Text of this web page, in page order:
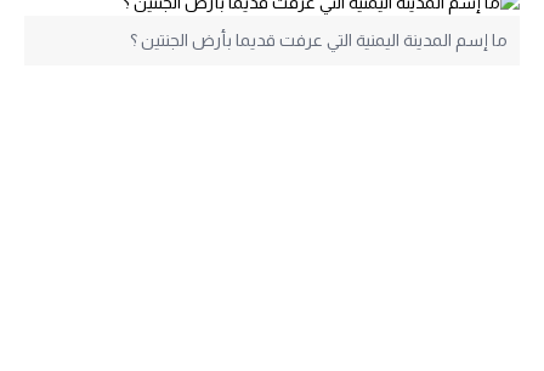
ما إسم المدينة اليمنية التي عرفت قديما بأرض الجنتين ؟